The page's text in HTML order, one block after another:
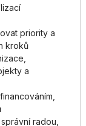
priority a
kroků
a
radou,